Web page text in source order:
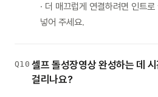
· 더 매끄럽게 연결하려면 인트
넣어 주세요.
Q10 셀프 돌성장영상 완성하는 데
걸리나요?